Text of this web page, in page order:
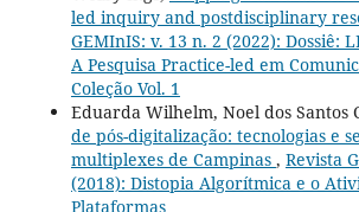
led inquiry and postdisciplinary
GEMInIS: v. 13 n. 2 (2022): Dossiê:
A Pesquisa Practice-led em
Coleção Vol. 1
Eduarda Wilhelm, Noel dos Santos
de pós-digitalização: tecnologias e
multiplexes de Campinas , Revista
(2018): Distopia Algorítmica e o
Plataformas